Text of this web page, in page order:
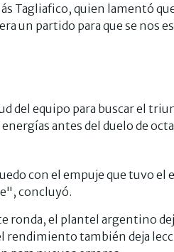
Tagliafico, quien lamentó
un partido para que se nos
del equipo para buscar el
antes del duelo de
con el empuje que tuvo
concluyó.
ronda, el plantel argentino
también deja